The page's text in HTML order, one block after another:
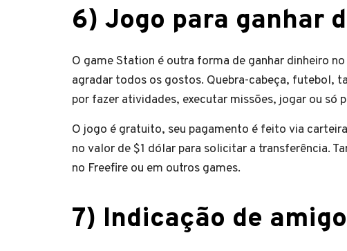
6) Jogo para ganhar
O game Station é outra forma de ganhar dinheiro
agradar todos os gostos. Quebra-cabeça, futebol,
por fazer atividades, executar missões, jogar ou só
O jogo é gratuito, seu pagamento é feito via
no valor de $1 dólar para solicitar a transferência.
no Freefire ou em outros games.
7) Indicação de